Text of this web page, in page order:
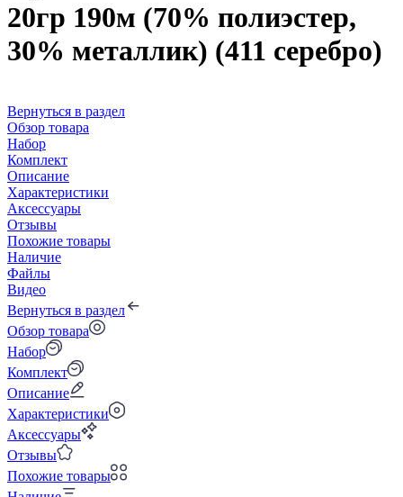
20гр 190м (70% полиэстер,
30% металлик) (411 серебро)
Вернуться в раздел
Обзор товара
Набор
Комплект
Описание
Характеристики
Аксессуары
Отзывы
Похожие товары
Наличие
Файлы
Видео
Вернуться в раздел
Обзор товара
Набор
Комплект
Описание
Характеристики
Аксессуары
Отзывы
Похожие товары